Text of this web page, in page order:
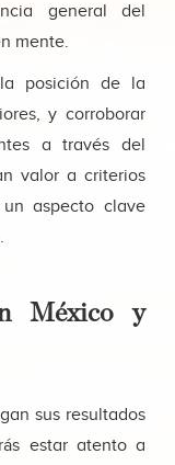
general del
mente.
posición de la
y corroborar
a través del
valor a criterios
aspecto clave
México y
sus resultados
estar atento a